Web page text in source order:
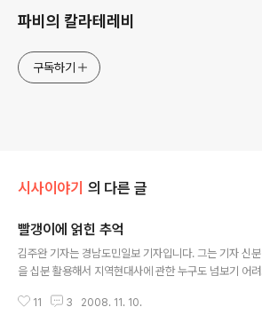
파비의 칼라테레비
구독하기
시사이야기 의 다른 글
빨갱이에 얽힌 추억
김주완 기자는 경남도민일보 기자입니다. 그는 기자 신분
을 십분 활용해서 지역현대사에 관한 누구도 넘보기 어려
기에 일어났던 민간인학살을 들추어내기 위해 지난 수년
11 3 2008. 11. 10.